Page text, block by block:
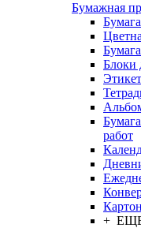
Бумажная
Блоки
работ
Картон
+